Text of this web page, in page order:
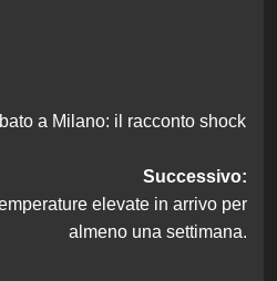
a Milano: il racconto shock
Successivo:
elevate in arrivo per
almeno una settimana.